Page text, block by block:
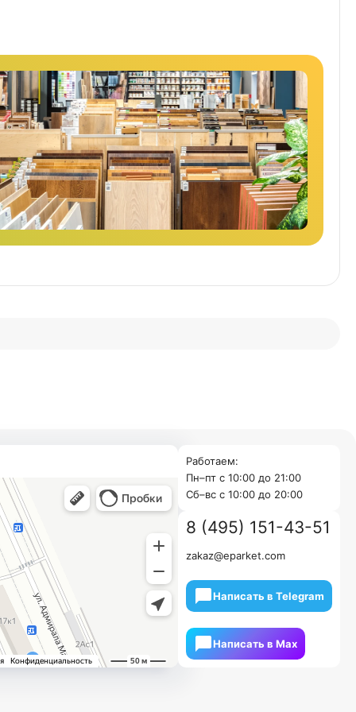
Работаем:
Пн–пт с 10:00 до 21:00
Cб–вс с 10:00 до 20:00
8 (495) 151-43-51
zakaz@eparket.com
Написать в Telegram
Написать в Мах